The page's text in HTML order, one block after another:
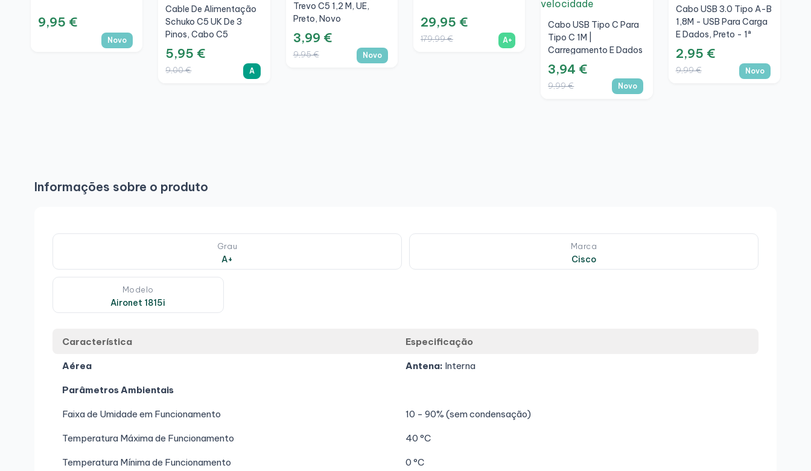
9,95 €
Novo
Cable De Alimentação
Schuko C5 UK De 3
Pinos, Cabo C5
5,95 €
9,00 € A
Trevo C5 1,2 M, UE,
Preto, Novo
3,99 €
9,95 € Novo
29,95 €
179,99 € A+
Cabo USB Tipo C Para
Tipo C 1M |
Carregamento E Dados
De Alta Velocidade
Universal
3,94 €
9,99 € Novo
Cabo USB 3.0 Tipo A-B
1,8M - USB Para Carga
E Dados, Preto - 1ª
Qualidade
2,95 €
9,99 € Novo
Informações sobre o produto
Grau
A+
Marca
Cisco
Modelo
Aironet 1815i
Característica Especificação
Aérea Antena: Interna
Parâmetros Ambientais
Faixa de Umidade em Funcionamento 10 - 90% (sem condensação)
Temperatura Máxima de Funcionamento 40 °C
Temperatura Mínima de Funcionamento 0 °C